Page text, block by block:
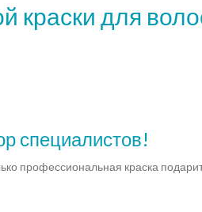
краски для
специалистов!
профессиональная краска